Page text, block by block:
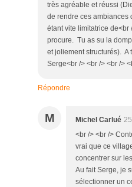
très agréable et réussi
de rendre ces ambiances
étant vite limitatrice de<br
procure. Tu as su la
et joliement structurés). A
Serge<br /> <br /> <br />
Répondre
M Michel Carlué
<br /> <br />
vrai que ce
concentrer sur
Au fait Serge, je
sélectionner un